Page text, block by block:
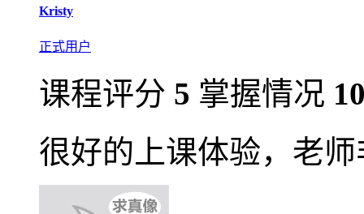
Kristy
正式用户
课程评分 5 掌握情况
很好的上课体验，老